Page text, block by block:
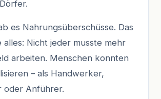
es Nahrungsüberschüsse. Das
Nicht jeder musste mehr
arbeiten. Menschen konnten
– als Handwerker,
oder Anführer.